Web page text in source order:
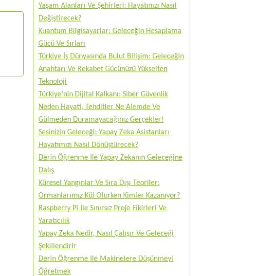
Yaşam Alanları Ve Şehirleri: Hayatınızı Nasıl
Değiştirecek?
Kuantum Bilgisayarlar: Geleceğin Hesaplama
Gücü Ve Sırları
Türkiye İş Dünyasında Bulut Bilişim: Geleceğin
Anahtarı Ve Rekabet Gücünüzü Yükselten
Teknoloji
Türkiye’nin Dijital Kalkanı: Siber Güvenlik
Neden Hayati, Tehditler Ne Alemde Ve
Gülmeden Duramayacağınız Gerçekler!
Sesinizin Geleceği: Yapay Zeka Asistanları
Hayatımızı Nasıl Dönüştürecek?
Derin Öğrenme Ile Yapay Zekanın Geleceğine
Dalış
Küresel Yangınlar Ve Sıra Dışı Teoriler:
Ormanlarımız Kül Olurken Kimler Kazanıyor?
Raspberry Pi Ile Sınırsız Proje Fikirleri Ve
Yaratıcılık
Yapay Zeka Nedir, Nasıl Çalışır Ve Geleceği
Şekillendirir
Derin Öğrenme Ile Makinelere Düşünmeyi
Öğretmek